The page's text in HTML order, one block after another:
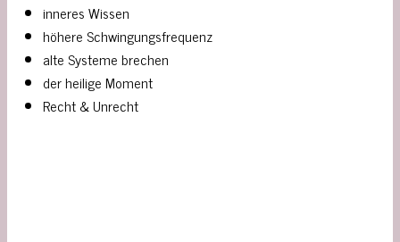
inneres Wissen
höhere Schwingungsfrequenz
alte Systeme brechen
der heilige Moment
Recht & Unrecht